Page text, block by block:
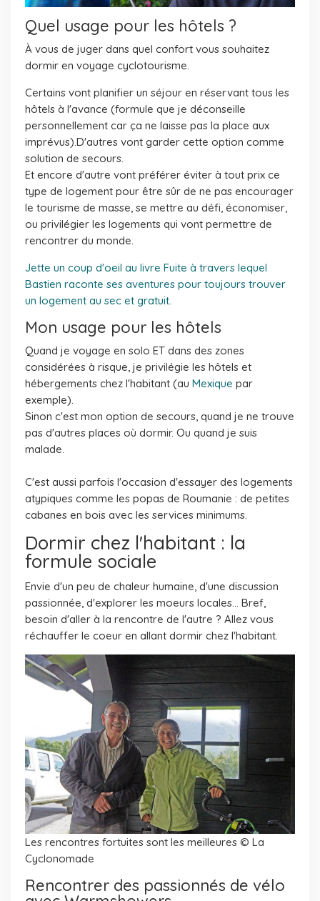
Quel usage pour les hôtels ?
À vous de juger dans quel confort vous souhaitez
dormir en voyage cyclotourisme.
Certains vont planifier un séjour en réservant tous les
hôtels à l'avance (formule que je déconseille
personnellement car ça ne laisse pas la place aux
imprévus).D'autres vont garder cette option comme
solution de secours.
Et encore d'autre vont préférer éviter à tout prix ce
type de logement pour être sûr de ne pas encourager
le tourisme de masse, se mettre au défi, économiser,
ou privilégier les logements qui vont permettre de
rencontrer du monde.
Jette un coup d'oeil au livre Fuite à travers lequel
Bastien raconte ses aventures pour toujours trouver
un logement au sec et gratuit.
Mon usage pour les hôtels
Quand je voyage en solo ET dans des zones
considérées à risque, je privilégie les hôtels et
hébergements chez l'habitant (au Mexique par
exemple).
Sinon c'est mon option de secours, quand je ne trouve
pas d'autres places où dormir. Ou quand je suis
malade.
C'est aussi parfois l'occasion d'essayer des logements
atypiques comme les popas de Roumanie : de petites
cabanes en bois avec les services minimums.
Dormir chez l'habitant : la
formule sociale
Envie d'un peu de chaleur humaine, d'une discussion
passionnée, d'explorer les moeurs locales... Bref,
besoin d'aller à la rencontre de l'autre ? Allez vous
réchauffer le coeur en allant dormir chez l'habitant.
Les rencontres fortuites sont les meilleures © La
Cyclonomade
Rencontrer des passionnés de vélo